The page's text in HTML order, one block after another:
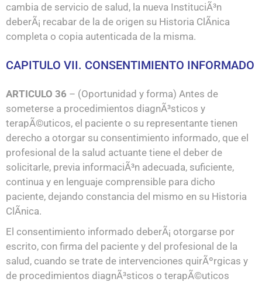
cambia de servicio de salud, la nueva InstituciÃ³n
deberÃ¡ recabar de la de origen su Historia ClÃ­nica
completa o copia autenticada de la misma.
CAPITULO VII. CONSENTIMIENTO INFORMADO
ARTICULO 36 – (Oportunidad y forma) Antes de
someterse a procedimientos diagnÃ³sticos y
terapÃ©uticos, el paciente o su representante tienen
derecho a otorgar su consentimiento informado, que el
profesional de la salud actuante tiene el deber de
solicitarle, previa informaciÃ³n adecuada, suficiente,
continua y en lenguaje comprensible para dicho
paciente, dejando constancia del mismo en su Historia
ClÃ­nica.
El consentimiento informado deberÃ¡ otorgarse por
escrito, con firma del paciente y del profesional de la
salud, cuando se trate de intervenciones quirÃºrgicas y
de procedimientos diagnÃ³sticos o terapÃ©uticos